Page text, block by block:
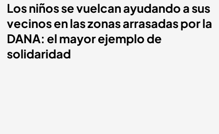
Los niños se vuelcan ayudando a sus
vecinos en las zonas arrasadas por la
DANA: el mayor ejemplo de
solidaridad